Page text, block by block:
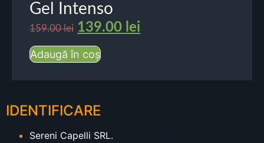
Gel Intenso
159.00lei 139.00 lei
Adaugă în coș
IDENTIFICARE
Sereni Capelli SRL.